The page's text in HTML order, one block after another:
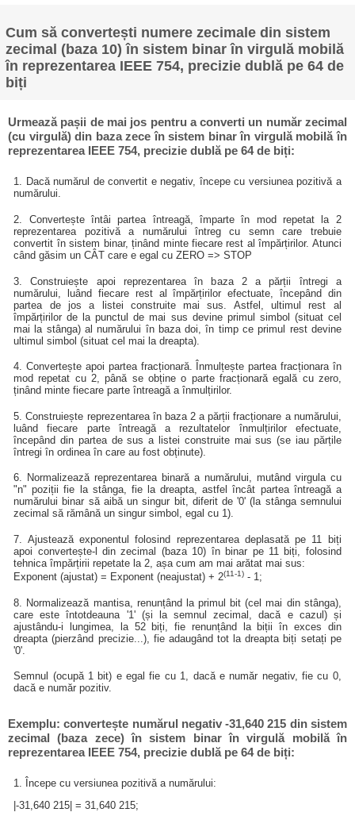
Cum să convertești numere zecimale din sistem
zecimal (baza 10) în sistem binar în virgulă mobilă
în reprezentarea IEEE 754, precizie dublă pe 64 de
biți
Urmează pașii de mai jos pentru a converti un număr zecimal
(cu virgulă) din baza zece în sistem binar în virgulă mobilă în
reprezentarea IEEE 754, precizie dublă pe 64 de biți:
1. Dacă numărul de convertit e negativ, începe cu versiunea pozitivă a
numărului.
2. Convertește întâi partea întreagă, împarte în mod repetat la 2
reprezentarea pozitivă a numărului întreg cu semn care trebuie
convertit în sistem binar, ținând minte fiecare rest al împărțirilor. Atunci
când găsim un CÂT care e egal cu ZERO => STOP
3. Construiește apoi reprezentarea în baza 2 a părții întregi a
numărului, luând fiecare rest al împărțirilor efectuate, începând din
partea de jos a listei construite mai sus. Astfel, ultimul rest al
împărțirilor de la punctul de mai sus devine primul simbol (situat cel
mai la stânga) al numărului în baza doi, în timp ce primul rest devine
ultimul simbol (situat cel mai la dreapta).
4. Convertește apoi partea fracționară. Înmulțește partea fracționara în
mod repetat cu 2, până se obține o parte fracționară egală cu zero,
ținând minte fiecare parte întreagă a înmulțirilor.
5. Construiește reprezentarea în baza 2 a părții fracționare a numărului,
luând fiecare parte întreagă a rezultatelor înmulțirilor efectuate,
începând din partea de sus a listei construite mai sus (se iau părțile
întregi în ordinea în care au fost obținute).
6. Normalizează reprezentarea binară a numărului, mutând virgula cu
"n" poziții fie la stânga, fie la dreapta, astfel încât partea întreagă a
numărului binar să aibă un singur bit, diferit de '0' (la stânga semnului
zecimal să rămână un singur simbol, egal cu 1).
7. Ajustează exponentul folosind reprezentarea deplasată pe 11 biți
apoi convertește-l din zecimal (baza 10) în binar pe 11 biți, folosind
tehnica împărțirii repetate la 2, așa cum am mai arătat mai sus:
Exponent (ajustat) = Exponent (neajustat) + 2(11-1) - 1;
8. Normalizează mantisa, renunțând la primul bit (cel mai din stânga),
care este întotdeauna '1' (și la semnul zecimal, dacă e cazul) și
ajustându-i lungimea, la 52 biți, fie renunțând la biții în exces din
dreapta (pierzând precizie...), fie adaugând tot la dreapta biți setați pe
'0'.
Semnul (ocupă 1 bit) e egal fie cu 1, dacă e număr negativ, fie cu 0,
dacă e număr pozitiv.
Exemplu: convertește numărul negativ -31,640 215 din sistem
zecimal (baza zece) în sistem binar în virgulă mobilă în
reprezentarea IEEE 754, precizie dublă pe 64 de biți:
1. Începe cu versiunea pozitivă a numărului:
|-31,640 215| = 31,640 215;